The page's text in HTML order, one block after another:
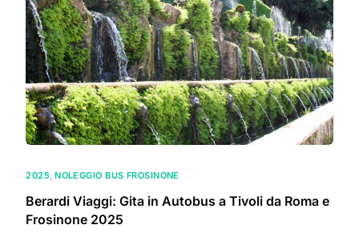
2025,NOLEGGIO BUS FROSINONE
Berardi Viaggi: Gita in Autobus a Tivoli da Roma e
Frosinone 2025